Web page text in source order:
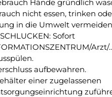
Hände gründlich
nicht essen, trinken
in die Umwelt
Sofort
aufbewahren.
einer zugelassenen